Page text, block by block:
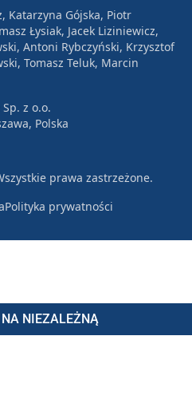
NIEZALEŻNĄ
Katarzyna Gójska, Piotr
Łysiak, Jacek Liziniewicz,
Antoni Rybczyński, Krzysztof
Tomasz Teluk, Marcin
z o.o.
Polska
prawa zastrzeżone.
Polityka prywatności